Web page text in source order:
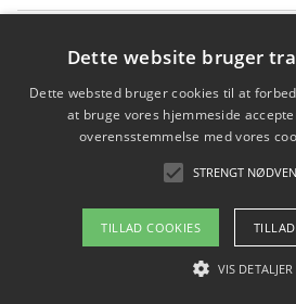
får du indgår et samarbejde
Hold et møde med en
mest professionelle til at
Copyright 2026 -
Om / kontakt
Dette website bruger
Dette websted bruger cookies til at
at bruge vores hjemmeside
overensstemmelse med vores
STRENGT
TILLAD COOKIES
VIS DETALJER